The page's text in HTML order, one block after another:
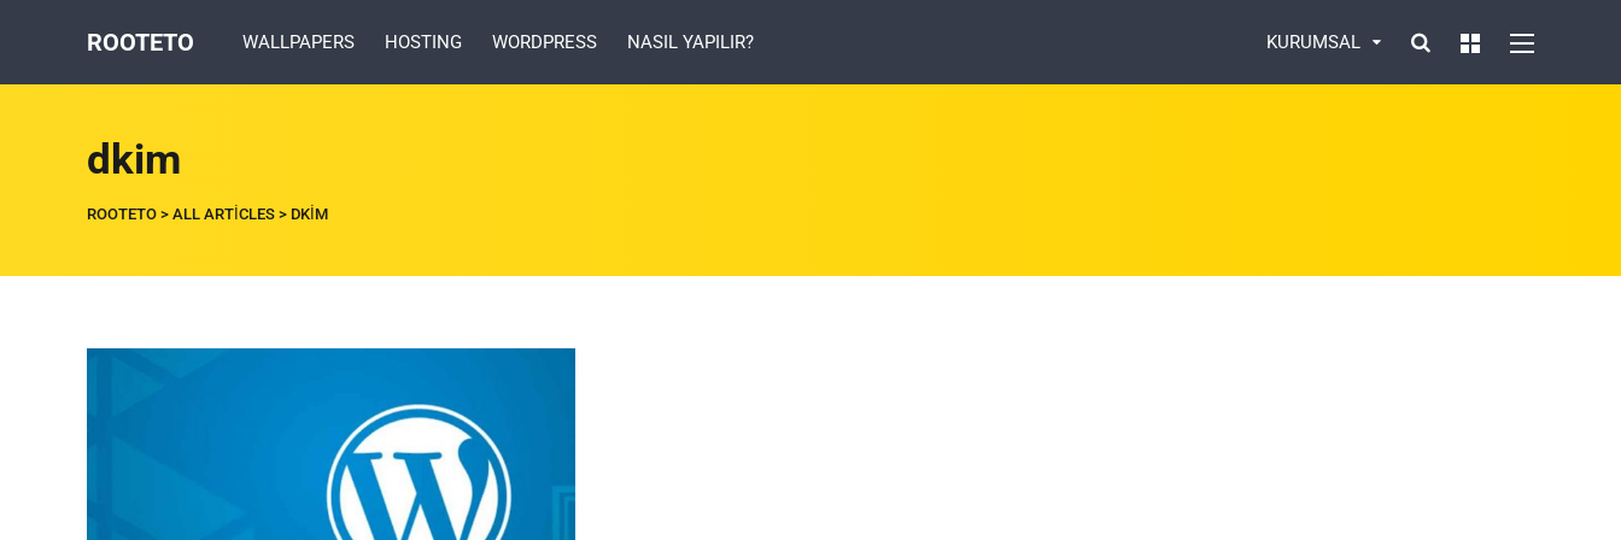
ROOTETO WALLPAPERS HOSTING WORDPRESS NASIL YAPILIR? KURUMSAL
dkim
ROOTETO > ALL ARTICLES > DKIM